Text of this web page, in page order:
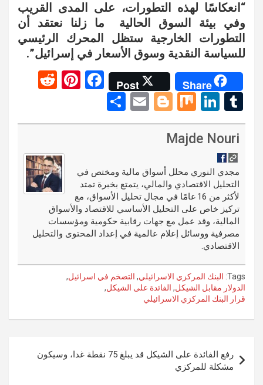
“انعكاسًا لهذه التطورات، على المدى القريب
وفي بيئة السوق الحالية ما زلنا نعتقد أن
التطورات الخارجية ستظل المحرك الرئيسي
للسياسة النقدية وسوق الأسعار في إسرائيل”.
Share
Post
F
ce
o
k
Pi
er
t
d
t
T
u
m
bl
r
Li
n
ke
n
M
ix
Bl
o
er
E
m
h
Majde Nouri
مجدي النوري محلل أسواق مالية ومختص في
التحليل الاقتصادي والمالي، يتمتع بخبرة تمتد
لأكثر من 16 عامًا في مجال تحليل الأسواق، مع
تركيز خاص على التحليل الأساسي للاقتصاد والأسواق
المالية، وقد عمل مع جهات رقابية حكومية ومؤسسات
مصرفية ووسائل إعلام عالمية في إعداد المحتوى والتحليل
الاقتصادي.
Tags: البنك المركزي الاسرائيلي, التضخم في اسرائيل,
الدولار مقابل الشيكل, الفائدة على الشيكل,
قرار البنك المركزي الاسرائيلي
المقالات
رفع الفائدة على الشيكل قد يبلغ 75 نقطة غدا، وسيكون
مشكلة للمركزي